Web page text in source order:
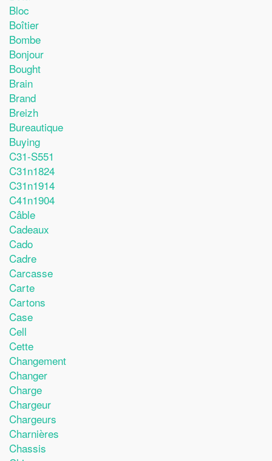
Bloc
Boîtier
Bombe
Bonjour
Bought
Brain
Brand
Breizh
Bureautique
Buying
C31-S551
C31n1824
C31n1914
C41n1904
Câble
Cadeaux
Cado
Cadre
Carcasse
Carte
Cartons
Case
Cell
Cette
Changement
Changer
Charge
Chargeur
Chargeurs
Charnières
Chassis